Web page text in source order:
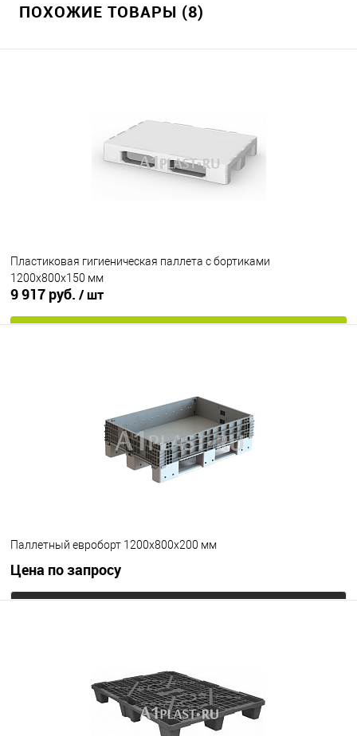
ПОХОЖИЕ ТОВАРЫ (8)
Пластиковая гигиеническая паллета с бортиками
1200х800х150 мм
9 917 руб. / шт
Паллетный евроборт 1200х800х200 мм
Цена по запросу
Опорные элементы